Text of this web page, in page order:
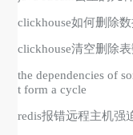
clickhouse如何删除
clickhouse清空删除
the dependencies of
t form a cycle
redis报错远程主机强